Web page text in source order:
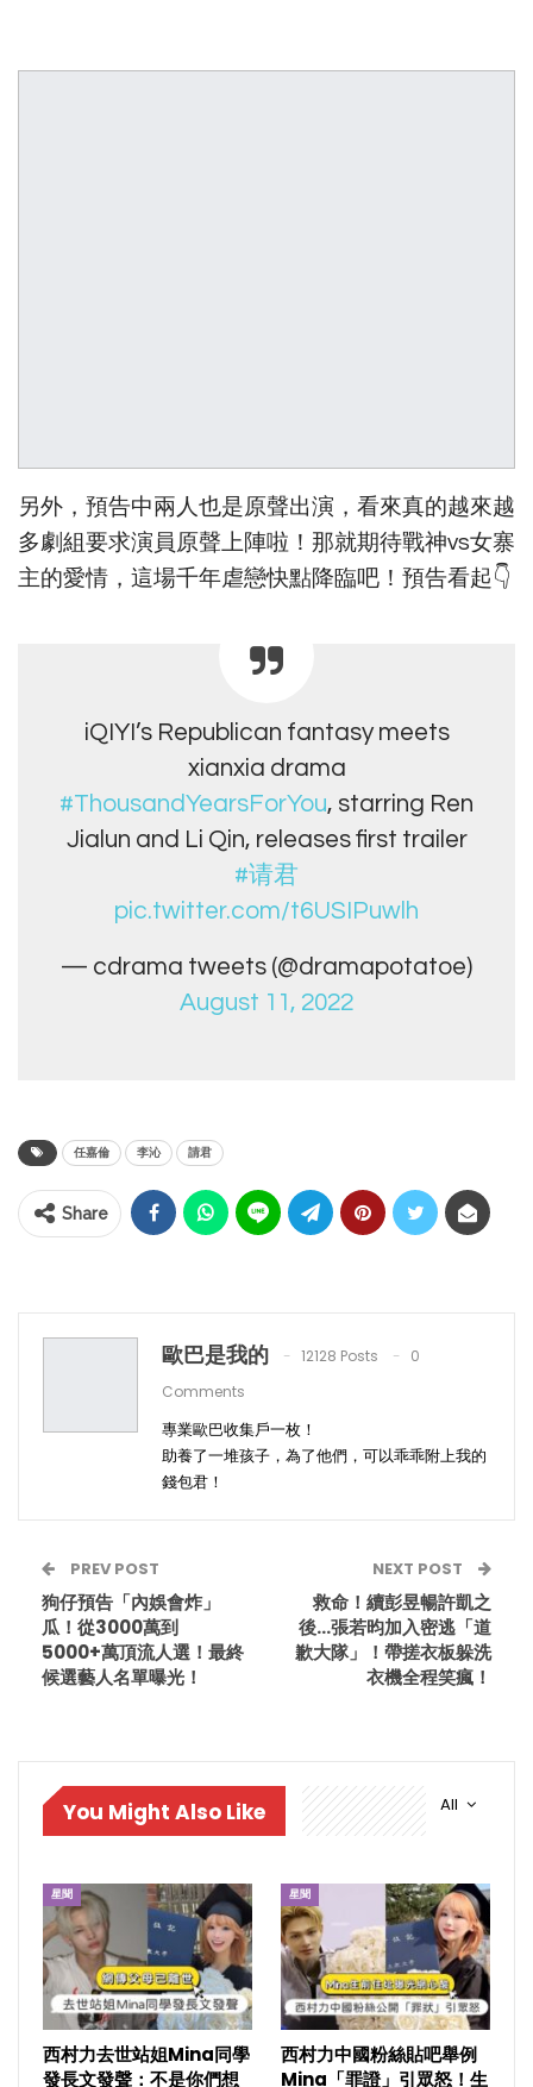
另外，預告中兩人也是原聲出演，看來真的越來越
多劇組要求演員原聲上陣啦！那就期待戰神vs女寨
主的愛情，這場千年虐戀快點降臨吧！預告看起👇
iQIYI’s Republican fantasy meets
xianxia drama
#ThousandYearsForYou, starring Ren
Jialun and Li Qin, releases first trailer
#请君
pic.twitter.com/t6USIPuwlh
— cdrama tweets (@dramapotatoe)
August 11, 2022
任嘉倫 李沁 請君
Share
歐巴是我的 12128 Posts
0
Comments
專業歐巴收集戶一枚！
助養了一堆孩子，為了他們，可以乖乖附上我的
錢包君！
PREV POST
狗仔預告「內娛會炸」
瓜！從3000萬到
5000+萬頂流人選！最終
候選藝人名單曝光！
NEXT POST
救命！續彭昱暢許凱之
後…張若昀加入密逃「道
歉大隊」！帶搓衣板躲洗
衣機全程笑瘋！
All
You Might Also Like
星聞
西村力去世站姐Mina同學
發長文發聲：不是你們想
星聞
西村力中國粉絲貼吧舉例
Mina「罪證」引眾怒！生